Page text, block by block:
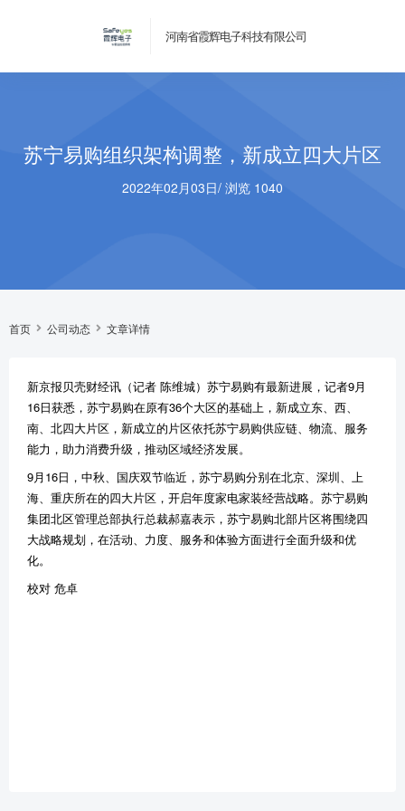
河南省霞辉电子科技有限公司
苏宁易购组织架构调整，新成立四大片区
2022年02月03日/ 浏览 1040
首页 公司动态 文章详情
新京报贝壳财经讯（记者 陈维城）苏宁易购有最新进展，记者9月
16日获悉，苏宁易购在原有36个大区的基础上，新成立东、西、
南、北四大片区，新成立的片区依托苏宁易购供应链、物流、服务
能力，助力消费升级，推动区域经济发展。
9月16日，中秋、国庆双节临近，苏宁易购分别在北京、深圳、上
海、重庆所在的四大片区，开启年度家电家装经营战略。苏宁易购
集团北区管理总部执行总裁郝嘉表示，苏宁易购北部片区将围绕四
大战略规划，在活动、力度、服务和体验方面进行全面升级和优
化。
校对 危卓